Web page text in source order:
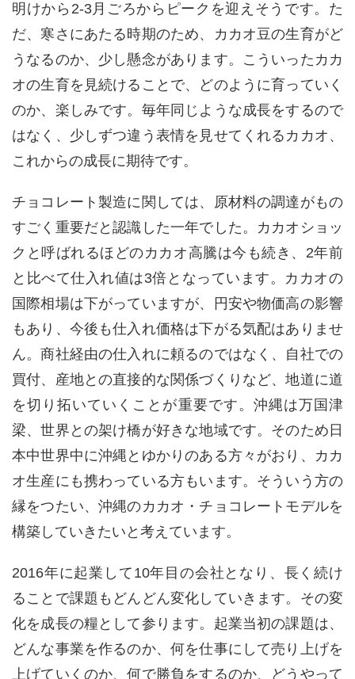
明けから 2-3月ごろからピークを迎えそうです。た
だ、寒さにあたる時期のため、カカオ豆の生育がど
うなるのか、少し懸念があります。こういったカカ
オの生育を見続けることで、どのように育っていく
のか、楽しみです。毎年同じような成長をするので
はなく、少しずつ違う表情を見せてくれるカカオ、
これからの成長に期待です。
チョコレート製造に関しては、原材料の調達がもの
すごく重要だと認識した一年でした。カカオショッ
クと呼ばれるほどのカカオ高騰は今も続き、 2年前
と比べて仕入れ値は3倍となっています。カカオの
国際相場は下がっていますが、円安や物価高の影響
もあり、今後も仕入れ価格は下がる気配はありませ
ん。商社経由の仕入れに頼るのではなく、自社での
買付、産地との直接的な関係づくりなど、地道に道
を切り拓いていくことが重要です。沖縄は万国津
梁、世界との架け橋が好きな地域です。そのため日
本中世界中に沖縄とゆかりのある方々がおり、カカ
オ生産にも携わっている方もいます。そういう方の
縁をつたい、沖縄のカカオ・チョコレートモデルを
構築していきたいと考えています。
2016年に起業して 10年目の会社となり、長く続け
ることで課題もどんどん変化していきます。その変
化を成長の糧として参ります。起業当初の課題は、
どんな事業を作るのか、何を仕事にして売り上げを
上げていくのか、何で勝負をするのか、どうやって